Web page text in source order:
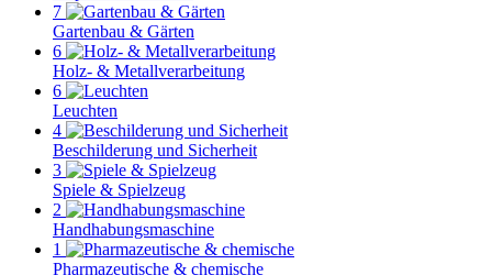
7
Gartenbau & Gärten
6
Holz- & Metallverarbeitung
6
Leuchten
4
Beschilderung und Sicherheit
3
Spiele & Spielzeug
2
Handhabungsmaschine
1
Pharmazeutische & chemische